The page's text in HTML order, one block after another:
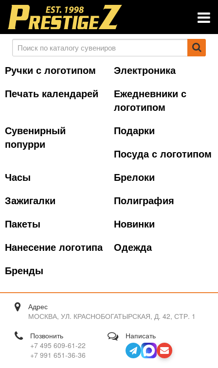
Ручки с логотипом
Электроника
Печать календарей
Ежедневники с
логотипом
Сувенирный
попурри
Подарки
Посуда с логотипом
Часы
Брелоки
Зажигалки
Полиграфия
Пакеты
Новинки
Нанесение логотипа
Одежда
Бренды
Адрес
МОСКВА, УЛ. КРАСНОБОГАТЫРСКАЯ, Д. 42, СТР. 1
Позвонить
+7 495 609-61-22
+7 991 651-36-36
Написать